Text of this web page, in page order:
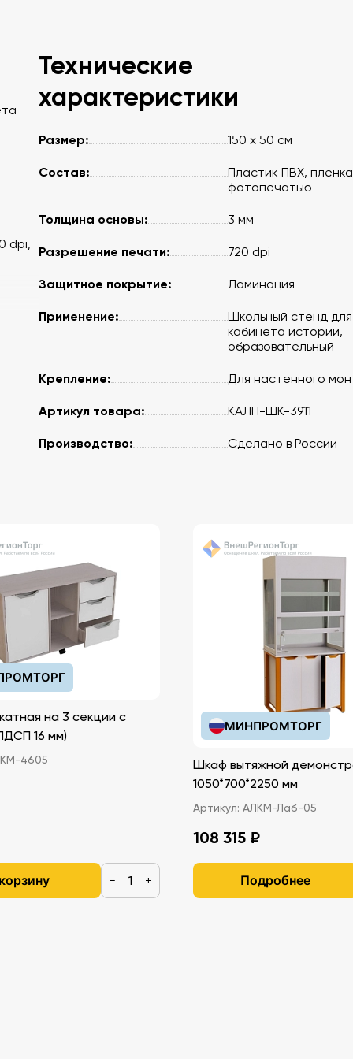
dpi,
Технические
характеристики
Размер: 150 х 50 см
Состав:
Пластик ПВХ,
фотопечатью
Толщина основы: 3 мм
Разрешение печати: 720 dpi
Защитное покрытие: Ламинация
Применение:
Школьный стенд для
кабинета истории,
образовательный
Крепление: Для настенного
Артикул товара: КАЛП-ШК-3911
Производство: Сделано в России
на 3 секции с
(ЛДСП 16 мм)
4605
− +
МИНПРОМТОРГ
Шкаф вытяжной
1050*700*2250 мм
Артикул: АЛКМ-Лаб-05
108 315 ₽
Подробнее